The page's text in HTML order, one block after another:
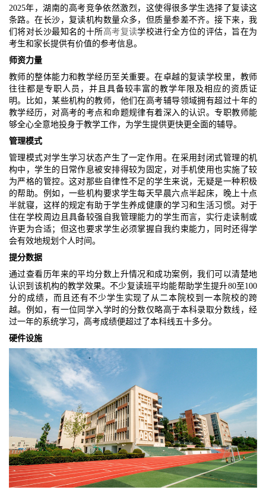
2025年，湖南的高考竞争依然激烈，这使得很多学生选择了复读这
条路。在长沙，复读机构数量众多，但质量参差不齐。接下来，我
们将对长沙最知名的十所高考复读学校进行全方位的评估，旨在为
考生和家长提供有价值的参考信息。
师资力量
教师的整体能力和教学经历至关重要。在卓越的复读学校里，教师
往往都是专职人员，并且具备较丰富的教学年限及相应的资质证
明。比如，某些机构的教师，他们在高考辅导领域拥有超过十年的
教学经历，对高考的考点和命题规律有着深入的认识。专职教师能
够全心全意地投身于教学工作，为学生提供更快更全面的辅导。
管理模式
管理模式对学生学习状态产生了一定作用。在采用封闭式管理的机
构中，学生的日常作息被安排得较为固定，对手机使用也实施了较
为严格的管控。这对那些自律性不足的学生来说，无疑是一种积极
的帮助。例如，一些机构要求学生每天早晨六点半起床，晚上十点
半就寝，这样的规定有助于学生养成健康的学习和生活习惯。对于
住在学校周边且具备较强自我管理能力的学生而言，实行走读制或
许更为合适；但这也要求学生必须掌握自我约束能力，同时还得学
会有效地规划个人时间。
提分数据
通过查看历年来的平均分数上升情况和成功案例，我们可以清楚地
认识到该机构的教学效果。不少复读班平均能帮助学生提升80至100
分的成绩，而且还有不少学生实现了从二本院校到一本院校的跨
越。例如，有一位同学入学时的分数仅略高于本科录取分数线，经
过一年的系统学习，高考成绩便超过了本科线五十多分。
硬件设施